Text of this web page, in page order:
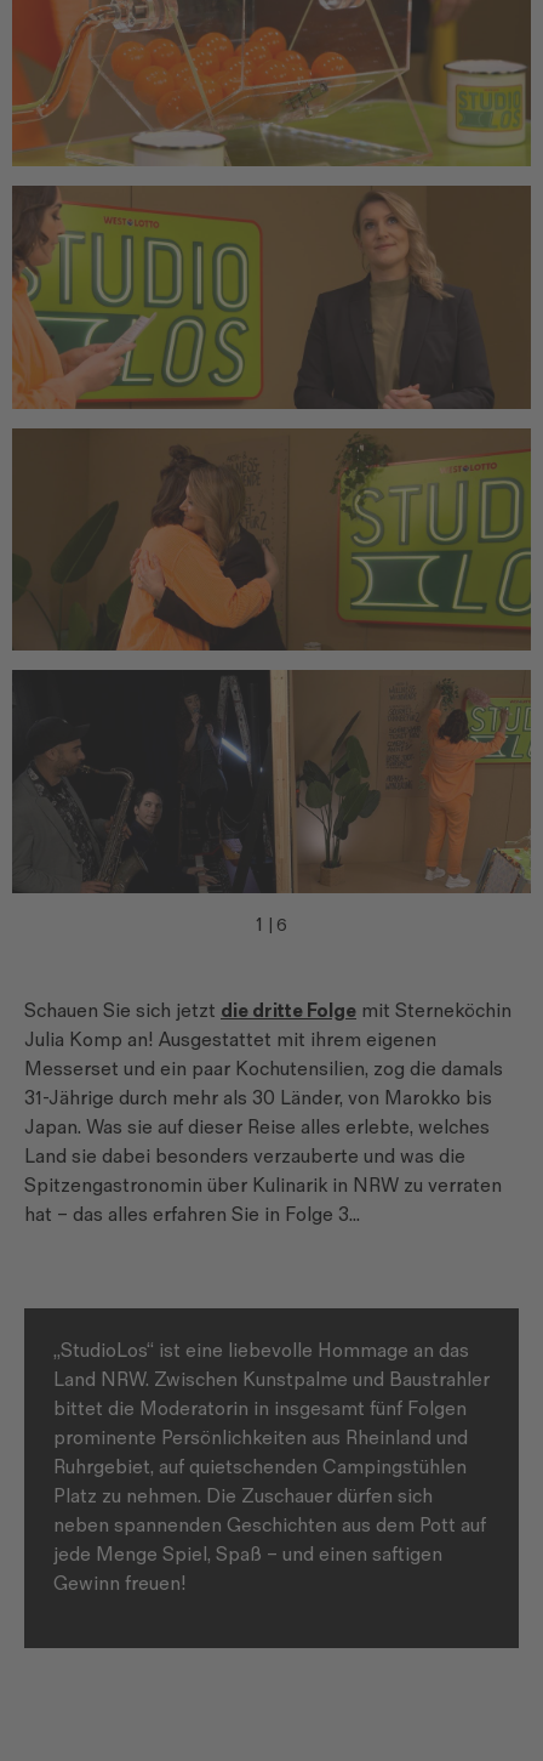
1 6
Schauen Sie sich jetzt die dritte Folge mit Sterneköchin
Julia Komp an! Ausgestattet mit ihrem eigenen
Messerset und ein paar Kochutensilien, zog die damals
31-Jährige durch mehr als 30 Länder, von Marokko bis
Japan. Was sie auf dieser Reise alles erlebte, welches
Land sie dabei besonders verzauberte und was die
Spitzengastronomin über Kulinarik in NRW zu verraten
hat – das alles erfahren Sie in Folge 3...
„StudioLos“ ist eine liebevolle Hommage an das
Land NRW. Zwischen Kunstpalme und Baustrahler
bittet die Moderatorin in insgesamt fünf Folgen
prominente Persönlichkeiten aus Rheinland und
Ruhrgebiet, auf quietschenden Campingstühlen
Platz zu nehmen. Die Zuschauer dürfen sich
neben spannenden Geschichten aus dem Pott auf
jede Menge Spiel, Spaß – und einen saftigen
Gewinn freuen!